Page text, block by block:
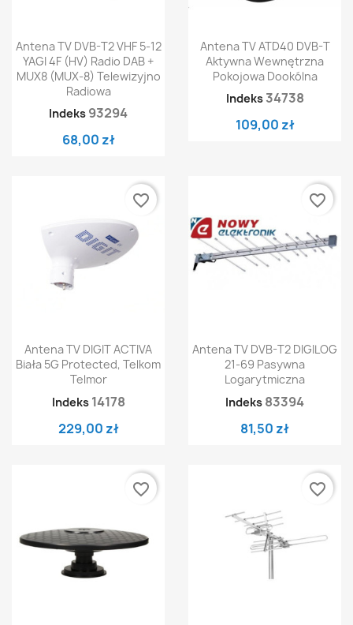
Antena TV DVB-T2 VHF 5-12
YAGI 4F (HV) Radio DAB +
MUX8 (MUX-8) Telewizyjno
Radiowa
Indeks 93294
68,00 zł
Antena TV ATD40 DVB-T
Aktywna Wewnętrzna
Pokojowa Dookólna
Indeks 34738
109,00 zł
Antena TV DIGIT ACTIVA
Biała 5G Protected, Telkom
Telmor
Indeks 14178
229,00 zł
favorite_border
Antena TV DVB-T2 DIGILOG
21-69 Pasywna
Logarytmiczna
Indeks 83394
81,50 zł
favorite_border
favorite_border favorite_border